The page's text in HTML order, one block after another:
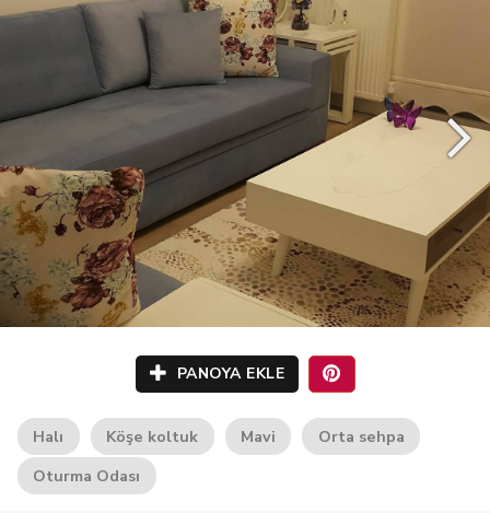
PANOYA EKLE
Halı Köşe koltuk Mavi
Orta sehpa
Oturma Odası